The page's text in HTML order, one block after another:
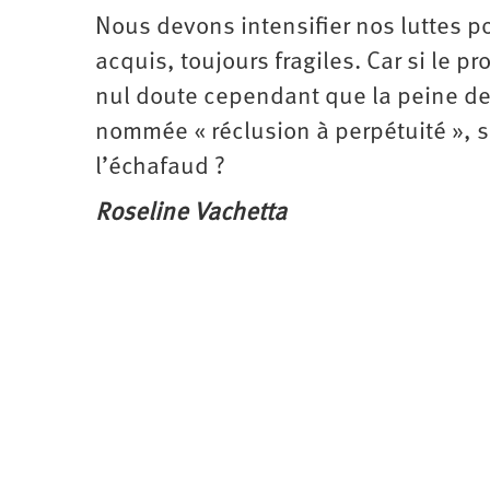
Nous devons intensifier nos luttes
acquis, toujours fragiles. Car si le
nul doute cependant que la peine
nommée « réclusion à perpétuité »,
l’échafaud ?
Roseline Vachetta